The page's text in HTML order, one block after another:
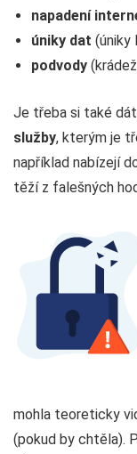
napadení
úniky dat (úniky
podvody
Je třeba si také
služby, kterým je
například nabízejí
těží z falešných
mohla teoreticky
(pokud by chtěla).